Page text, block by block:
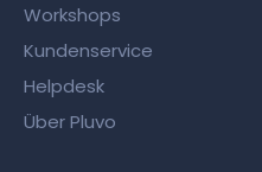
Workshops
Kundenservice
Helpdesk
Über Pluvo